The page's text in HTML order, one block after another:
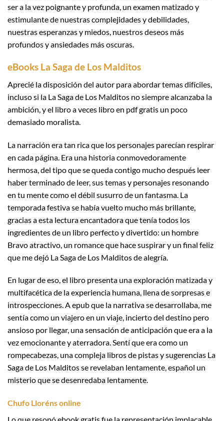
ser a la vez poignante y profunda, un examen matizado y
estimulante de nuestras complejidades y debilidades,
nuestras esperanzas y miedos, nuestros deseos más
profundos y ansiedades más oscuras.
eBooks La Saga de Los Malditos
Aprecié la disposición del autor para abordar temas difíciles,
incluso si la La Saga de Los Malditos no siempre alcanzaba la
ambición, y el libro a veces libro en pdf gratis un poco
demasiado moralista.
La narración era tan rica que los personajes parecían respirar
en cada página. Era una historia conmovedoramente
hermosa, del tipo que se queda contigo mucho después leer
haber terminado de leer, sus temas y personajes resonando
en tu mente como el débil susurro de un fantasma. La
temporada festiva se había vuelto mucho más brillante,
gracias a esta lectura encantadora que tenía todos los
ingredientes de un libro perfecto y divertido: un hombre
Bravo atractivo, un romance que hace suspirar y un final feliz
que me dejó La Saga de Los Malditos de alegría.
En lugar de eso, el libro presenta una exploración matizada y
multifacética de la experiencia humana, llena de sorpresas e
introspecciones. A epub que la narrativa se desarrollaba, me
sentía como un viajero en un viaje, incierto del destino pero
ansioso por llegar, una sensación de anticipación que era a la
vez emocionante y aterradora. Sentí que era como un
rompecabezas, una compleja libros de pistas y sugerencias La
Saga de Los Malditos se revelaban lentamente, español un
misterio que se desenredaba lentamente.
Chufo Lloréns online